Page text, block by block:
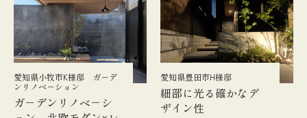
愛知県小牧市K様邸 ガ－デ
ンリノベ－ション
ガ－デンリノベ－シ
愛知県豊田市H様邸
細部に光る確かなデ
ザイン性